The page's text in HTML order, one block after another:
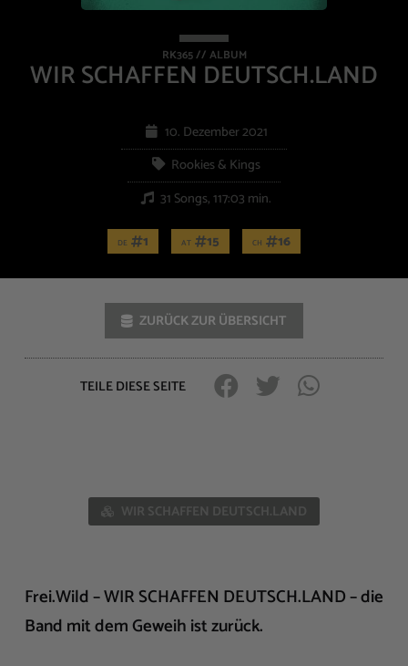
RK365 // ALBUM
WIR SCHAFFEN DEUTSCH.LAND
10. Dezember 2021
Rookies & Kings
31 Songs, 117:03 min.
DE 1 AT 15 CH 16
ZURÜCK ZUR ÜBERSICHT
TEILE DIESE SEITE
WIR SCHAFFEN DEUTSCH.LAND
Frei.Wild – WIR SCHAFFEN DEUTSCH.LAND – die
Band mit dem Geweih ist zurück.